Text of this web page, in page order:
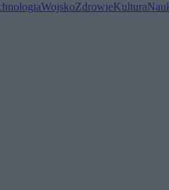
WojskoZdrowieKultura